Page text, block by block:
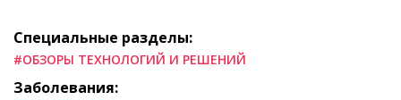
Специальные разделы:
#ОБЗОРЫ ТЕХНОЛОГИЙ И РЕШЕНИЙ
Заболевания: